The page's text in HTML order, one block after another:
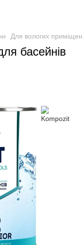
Для вологих
басейнів